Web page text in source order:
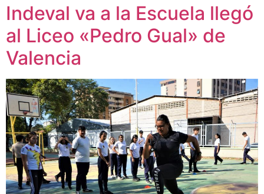
Indeval va a la Escuela llegó
al Liceo «Pedro Gual» de
Valencia